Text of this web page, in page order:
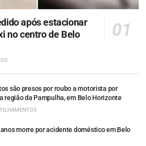
após estacionar
no centro de Belo
são presos por roubo a motorista por
região da Pampulha, em Belo Horizonte
morre por acidente doméstico em Belo